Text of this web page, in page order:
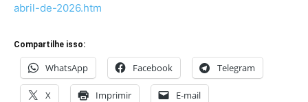
abril-de-2026.htm
Compartilhe isso:
WhatsApp Facebook Telegram
X Imprimir E-mail